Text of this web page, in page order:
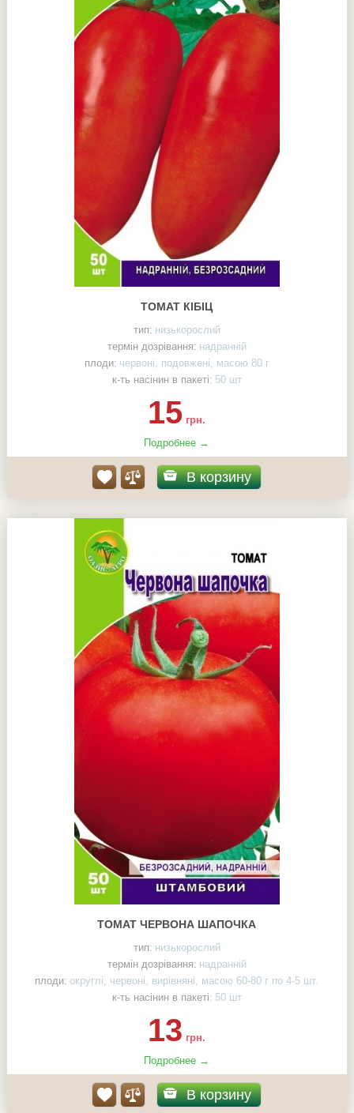
ТОМАТ КІБІЦ
тип: низькорослий
термін дозрівання: надранній
плоди: червоні, подовжені, масою 80 г
к-ть насінин в пакеті: 50 шт
15 грн.
Подробнее →
В корзину
ТОМАТ ЧЕРВОНА ШАПОЧКА
тип: низькорослий
термін дозрівання: надранній
плоди: округлі, червоні, вирівняні, масою 60-80 г по 4-5 шт.
к-ть насінин в пакеті: 50 шт
13 грн.
Подробнее →
В корзину